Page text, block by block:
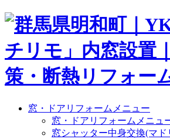
窓・ドアリフォームメニュー
窓・ドアリフォームメニュ
窓シャッター中身交換(マド